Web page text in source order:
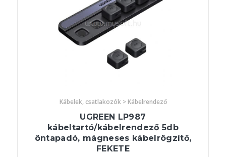
Kábelek, csatlakozók > Kábelrendező
UGREEN LP987
kábeltartó/kábelrendező 5db
öntapadó, mágneses kábelrögzítő,
FEKETE